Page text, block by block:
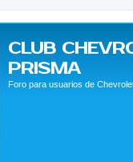
CLUB
PRISMA
Foro para usuarios de